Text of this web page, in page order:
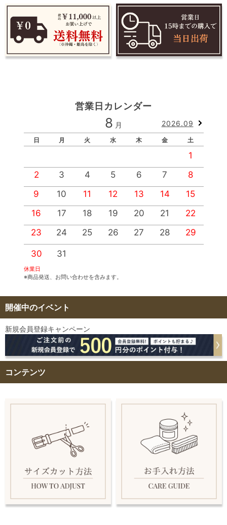
営業日カレンダー
8 月 2026.09
日 月 火 水 木 金 土
1
2
3 4 5 6 7
8
9
10 11 12 13 14
15
16
17 18 19 20 21
22
23
24 25 26 27 28 29
30 31
休業日
※商品発送、お問い合わせを含みます。
開催中のイベント
新規会員登録キャンペーン
コンテンツ